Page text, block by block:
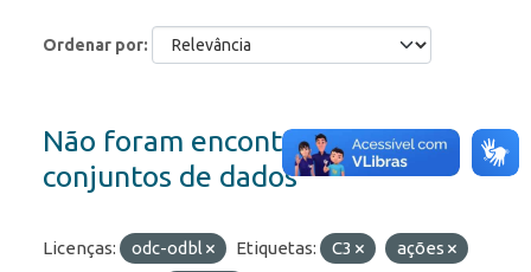
Ordenar por
Não foram encontrados
conjuntos de dados
Licenças: odc-odbl Etiquetas: C3
ações